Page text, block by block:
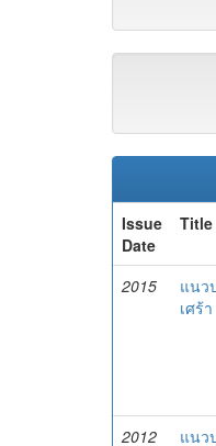
Issue
Date
Title
2015
แนว
เศร้า
2012
แนว